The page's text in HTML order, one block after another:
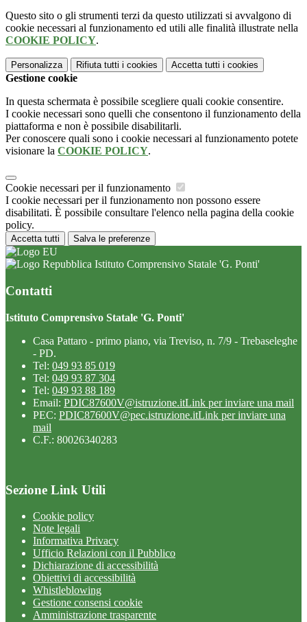
Questo sito o gli strumenti terzi da questo utilizzati si avvalgono di
cookie necessari al funzionamento ed utili alle finalità illustrate nella
COOKIE POLICY.
Personalizza Rifiuta tutti i cookies Accetta tutti i cookies
Gestione cookie
In questa schermata è possibile scegliere quali cookie consentire.
I cookie necessari sono quelli che consentono il funzionamento della
piattaforma e non è possibile disabilitarli.
Per conoscere quali sono i cookie necessari al funzionamento potete
visionare la COOKIE POLICY.
Cookie necessari per il funzionamento
I cookie necessari per il funzionamento non possono essere
disabilitati. È possibile consultare l'elenco nella pagina della cookie
policy.
Accetta tutti Salva le preferenze
Istituto Comprensivo Statale 'G. Ponti'
Contatti
Istituto Comprensivo Statale 'G. Ponti'
Casa Pattaro - primo piano, via Treviso, n. 7/9 - Trebaseleghe
- PD.
Tel: 049 93 85 019
Tel: 049 93 87 304
Tel: 049 93 88 189
Email: PDIC87600V@istruzione.itLink per inviare una mail
PEC: PDIC87600V@pec.istruzione.itLink per inviare una
mail
C.F.: 80026340283
Sezione Link Utili
Cookie policy
Note legali
Informativa Privacy
Ufficio Relazioni con il Pubblico
Dichiarazione di accessibilità
Obiettivi di accessibilità
Whistleblowing
Gestione consensi cookie
Amministrazione trasparente